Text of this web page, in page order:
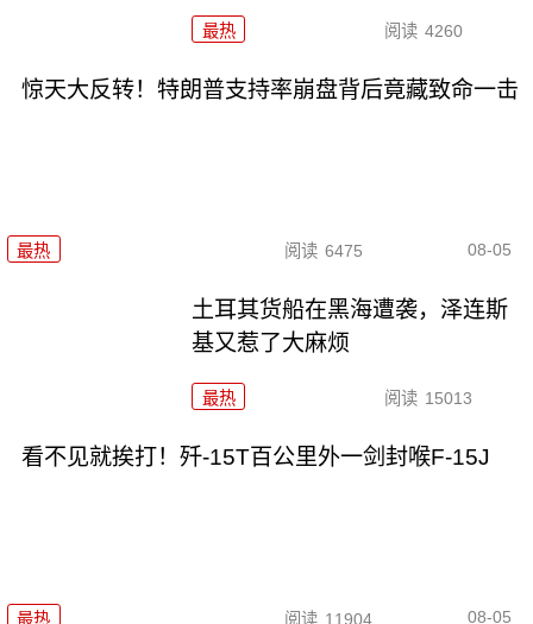
最热 阅读 4260
惊天大反转！特朗普支持率崩盘背后竟藏致命一击
最热 阅读 6475 08-05
土耳其货船在黑海遭袭，泽连斯
基又惹了大麻烦
最热 阅读 15013
看不见就挨打！歼-15T百公里外一剑封喉F-15J
最热 阅读 11904 08-05